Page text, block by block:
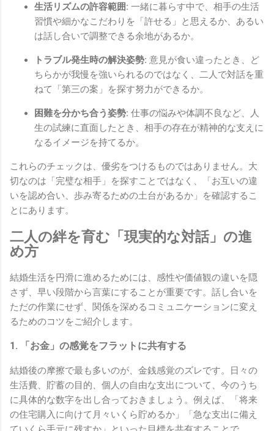
生活リズムの許容範囲: 一緒に暮らす中で、相手の生活
習慣や細かなこだわりを「許せる」と思えるか、あるい
は話し合いで調整できる余地があるか。
トラブル発生時の解決姿勢: 意見が食い違ったとき、ど
ちらかが我慢を強いられるのではなく、二人で対話を重
ねて「第三の案」を探す努力ができるか。
困難を分かち合う姿勢: 仕事の悩みや体調不良など、人
生の試練に直面したとき、相手の存在が精神的な支えに
なるイメージを持てるか。
これらのチェックは、優劣をつけるものではありません。大
切なのは「完璧な相手」を探すことではなく、「お互いの違
いを認め合い、歩み寄るための土台があるか」を確認するこ
とにあります。
二人の絆を育む「現実的な対話」の進
め方
結婚生活を円滑に進めるためには、感性や価値観の違いを隠
さず、早い段階から言葉にすることが重要です。話し合いを
ただの作業にせず、関係を深めるコミュニケーションに変え
るためのコツをご紹介します。
1. 「お金」の感覚をフラットに共有する
結婚後の摩擦で最も多いのが、金銭感覚のズレです。日々の
生活費、貯蓄の目的、個人の自由な支出について、今のうち
に具体的な数字を出し合っておきましょう。例えば、「将来
の住宅購入に向けて月々いくら貯めるか」「急な支出に備え